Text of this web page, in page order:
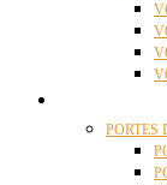
PORTES